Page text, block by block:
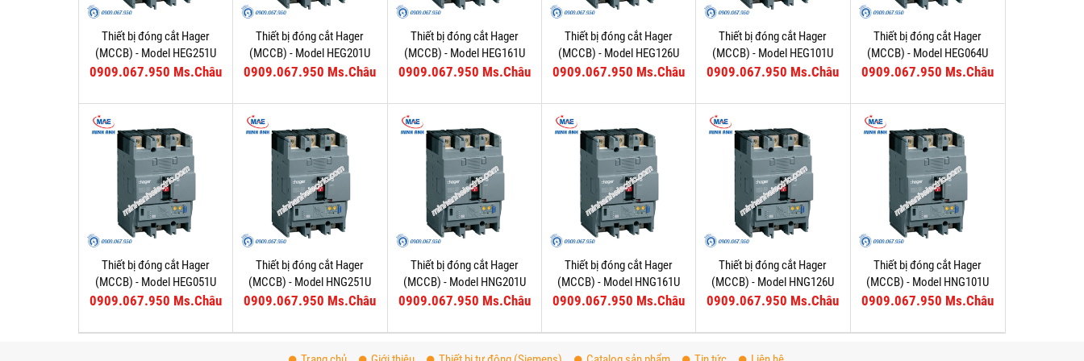
Thiết bị đóng cắt Hager
(MCCB) - Model HEG251U
0909.067.950 Ms.Châu
Thiết bị đóng cắt Hager
(MCCB) - Model HEG201U
0909.067.950 Ms.Châu
Thiết bị đóng cắt Hager
(MCCB) - Model HEG161U
0909.067.950 Ms.Châu
Thiết bị đóng cắt Hager
(MCCB) - Model HEG126U
0909.067.950 Ms.Châu
Thiết bị đóng cắt Hager
(MCCB) - Model HEG101U
0909.067.950 Ms.Châu
Thiết bị đóng cắt Hager
(MCCB) - Model HEG064U
0909.067.950 Ms.Châu
Thiết bị đóng cắt Hager
(MCCB) - Model HEG051U
0909.067.950 Ms.Châu
Thiết bị đóng cắt Hager
(MCCB) - Model HNG251U
0909.067.950 Ms.Châu
Thiết bị đóng cắt Hager
(MCCB) - Model HNG201U
0909.067.950 Ms.Châu
Thiết bị đóng cắt Hager
(MCCB) - Model HNG161U
0909.067.950 Ms.Châu
Thiết bị đóng cắt Hager
(MCCB) - Model HNG126U
0909.067.950 Ms.Châu
Thiết bị đóng cắt Hager
(MCCB) - Model HNG101U
0909.067.950 Ms.Châu